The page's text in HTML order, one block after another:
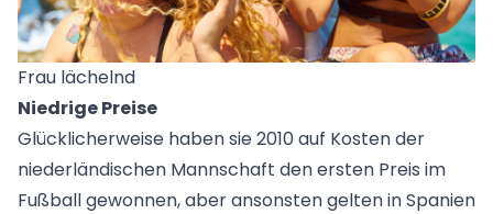
Frau lächelnd
Niedrige Preise
Glücklicherweise haben sie 2010 auf Kosten der
niederländischen Mannschaft den ersten Preis im
Fußball gewonnen, aber ansonsten gelten in Spanien